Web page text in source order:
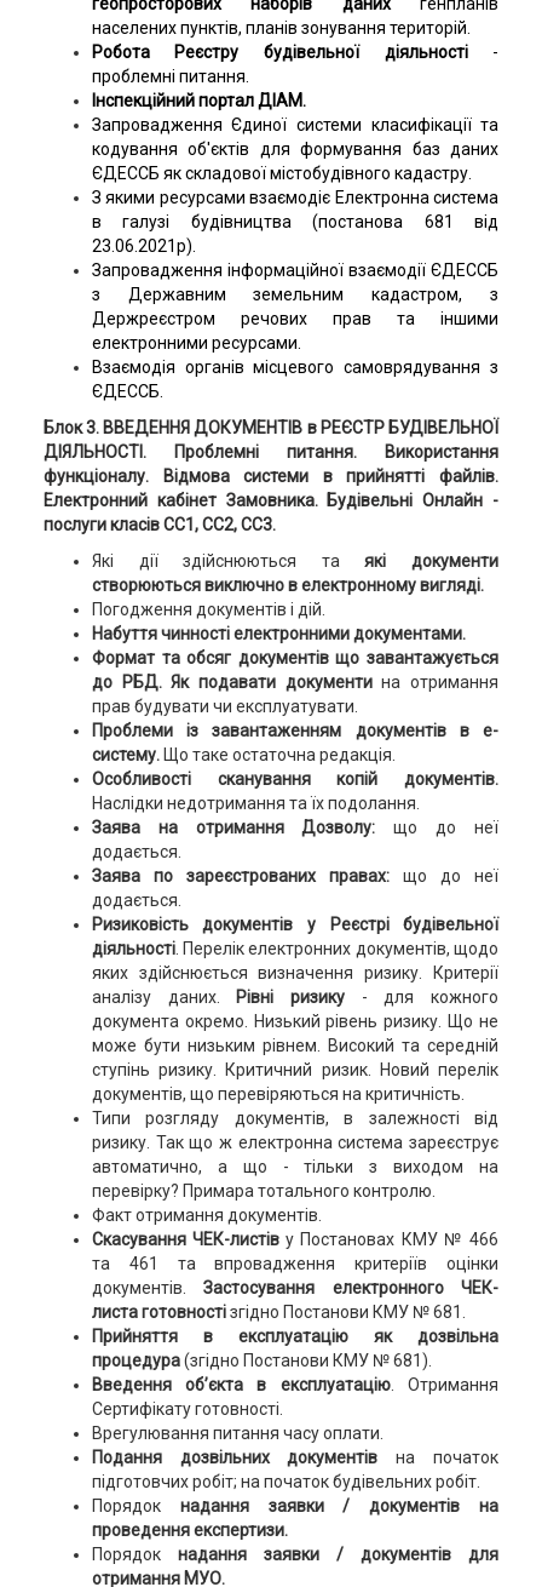
населених пунктів, планів зонування територій.
Робота Реєстру будівельної діяльності -
проблемні питання.
Інспекційний портал ДІАМ.
Запровадження Єдиної системи класифікації та
кодування об'єктів для формування баз даних
ЄДЕССБ як складової містобудівного кадастру.
З якими ресурсами взаємодіє Електронна система
в галузі будівництва (постанова 681 від
23.06.2021р).
Запровадження інформаційної взаємодії ЄДЕССБ
з Державним земельним кадастром, з
Держреєстром речових прав та іншими
електронними ресурсами.
Взаємодія органів місцевого самоврядування з
ЄДЕССБ.
Блок 3. ВВЕДЕННЯ ДОКУМЕНТІВ в РЕЄСТР БУДІВЕЛЬНОЇ
ДІЯЛЬНОСТІ. Проблемні питання. Використання
функціоналу. Відмова системи в прийнятті файлів.
Електронний кабінет Замовника. Будівельні Онлайн -
послуги класів СС1, СС2, СС3.
Які дії здійснюються таякі документи
створюються виключно в електронному вигляді.
Погодження документів і дій.
Набуття чинності електронними документами.
Формат та обсяг документів що завантажується
до РБД. Як подавати документина отримання
прав будувати чи експлуатувати.
Проблеми із завантаженням документів в е-
систему.Що таке остаточна редакція.
Особливості сканування копій документів.
Наслідки недотримання та їх подолання.
Заява на отримання Дозволу: що до неї
додається.
Заява по зареєстрованих правах:що до неї
додається.
Ризиковість документів у Реєстрі будівельної
діяльності. Перелік електронних документів, щодо
яких здійснюється визначення ризику. Критерії
аналізу даних.
Рівні ризику - для кожного
документа окремо. Низький рівень ризику. Що не
може бути низьким рівнем. Високий та середній
ступінь ризику. Критичний ризик. Новий перелік
документів, що перевіряються на критичність.
Типи розгляду документів, в залежності від
ризику. Так що ж електронна система зареєструє
автоматично, а що - тільки з виходом на
перевірку? Примара тотального контролю.
Факт отримання документів.
Скасування ЧЕК-листіву Постановах КМУ № 466
та 461 та впровадження критеріїв оцінки
документів.Застосування електронного ЧЕК-
листа готовностізгідно Постанови КМУ № 681.
Прийняття в експлуатацію як дозвільна
процедура(згідно Постанови КМУ № 681).
Введення об’єкта в експлуатацію. Отримання
Сертифікату готовності.
Врегулювання питання часу оплати.
Подання дозвільних документів на початок
підготовчих робіт; на початок будівельних робіт.
Порядок надання заявки / документів на
проведення експертизи.
Порядок надання заявки / документів для
отримання МУО.